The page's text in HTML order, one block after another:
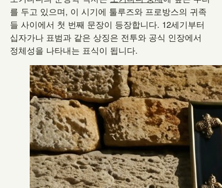
를 두고 있으며, 이 시기에 툴루즈와 프로방스의 귀족
들 사이에서 첫 번째 문장이 등장합니다. 12세기부터
십자가나 표범과 같은 상징은 전투와 공식 인장에서
정체성을 나타내는 표식이 됩니다.